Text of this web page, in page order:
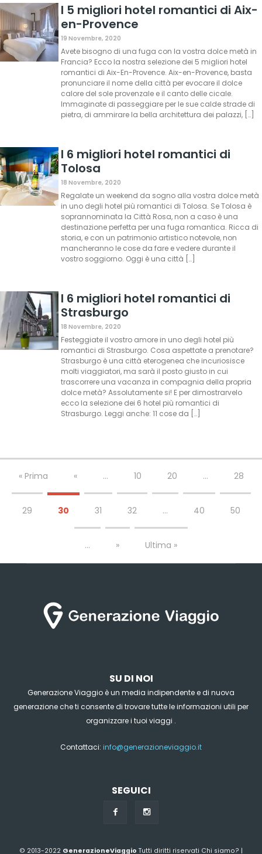
I 5 migliori hotel romantici di Aix-
en-Provence
19 Novembre, 2020
Avete bisogno di una fuga con la vostra dolce metà in
Francia? Ecco la nostra selezione dei 5 migliori hotel
romantici di Aix-En-Provence. Aix-en-Provence, basta
pronunciare il nome della città per evocare il dolce
calore del sole provenzale e il canto delle cicale.
Immaginate di passeggiare per le sue calde strade di
pietra, di ammirare la bella architettura dei palazzi, […]
I 6 migliori hotel romantici di
Tolosa
18 Novembre, 2020
Regalate un weekend da sogno alla vostra dolce metà
in uno degli hotel più romantici di Tolosa. Se Tolosa è
soprannominata la Città Rosa, non a caso è una
destinazione perfetta per una fuga romantica. Ricca di
storia, e con un patrimonio artistico notevole, non
mancheranno le cose da fare e vedere durante il
vostro soggiorno. Oggi è una città […]
I 6 migliori hotel romantici di
Strasburgo
18 Novembre, 2020
Festeggiate il vostro amore in uno degli hotel più
romantici di Strasburgo. Cosa aspettate a prenotare?
Strasburgo è una città eterogenea che incuriosisce
molti viaggiatori, ma sarà il posto giusto in cui
trascorrere una vacanza in compagnia della propria
dolce metà? Assolutamente si! E per dimostrarvelo
ecco la selezione dei 6 hotel più romantici di
Strasburgo. Leggi anche: 11 cose da […]
« Prima « ... 10 20 ... 28
29 30 31 32 ... 40 50
... » Ultima »
SU DI NOI
Generazione Viaggio è un media indipendente e di nuova
generazione che ti consente di trovare tutte le informazioni utili per
organizzare i tuoi viaggi .
Contattaci: info@generazioneviaggio.it
SEGUICI
© 2013-2022 GenerazioneViaggio Tutti diritti riservati Chi siamo? |